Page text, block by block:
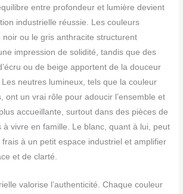
entre profondeur et lumière devient
industrielle réussie. Les couleurs
noir ou le gris anthracite structurent
impression de solidité, tandis que des
ou de beige apportent de la douceur
neutres lumineux, tels que la couleur
ont un vrai rôle pour adoucir l’ensemble et
accueillante, surtout dans des pièces de
à vivre en famille. Le blanc, quant à lui, peut
à un petit espace industriel et amplifier
et de clarté.
valorise l’authenticité. Chaque couleur